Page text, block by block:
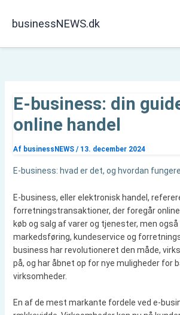
businessNEWS.dk
E-business: din
online handel
Af businessNEWS / 13. december 2024
E-business: hvad er det, og hvordan
E-business, eller elektronisk handel,
forretningstransaktioner, der foregår
køb og salg af varer og tjenester, men
markedsføring, kundeservice og
business har revolutioneret den måde,
på, og har åbnet op for nye muligheder for
virksomheder.
En af de mest markante fordele ved e-